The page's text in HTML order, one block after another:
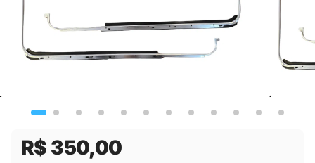
R$ 350,00